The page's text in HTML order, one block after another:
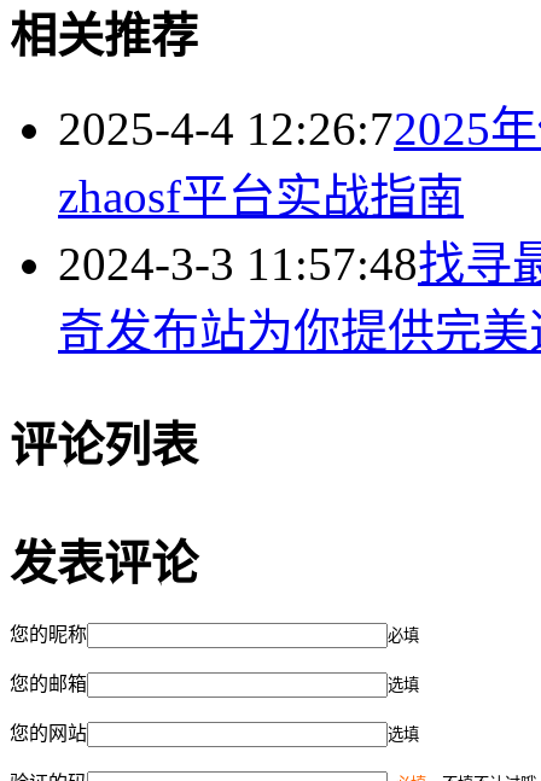
相关推荐
2025-4-4 12:26:72025
zhaosf平台实战指南
2024-3-3 11:57:48找寻
奇发布站为你提供完美
评论列表
发表评论
您的昵称 必填
您的邮箱 选填
您的网站 选填